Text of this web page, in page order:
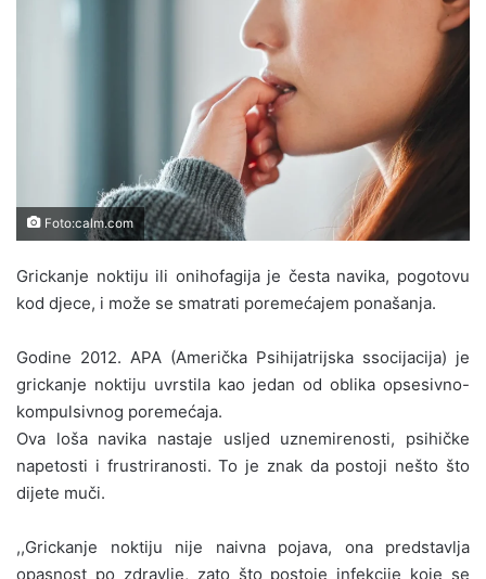
Foto:calm.com
Grickanje noktiju ili onihofagija je česta navika, pogotovu
kod djece, i može se smatrati poremećajem ponašanja.
Godine 2012. APA (Američka Psihijatrijska ssocijacija) je
grickanje noktiju uvrstila kao jedan od oblika opsesivno-
kompulsivnog poremećaja.
Ova loša navika nastaje usljed uznemirenosti, psihičke
napetosti i frustriranosti. To je znak da postoji nešto što
dijete muči.
,,Grickanje noktiju nije naivna pojava, ona predstavlja
opasnost po zdravlje, zato što postoje infekcije koje se